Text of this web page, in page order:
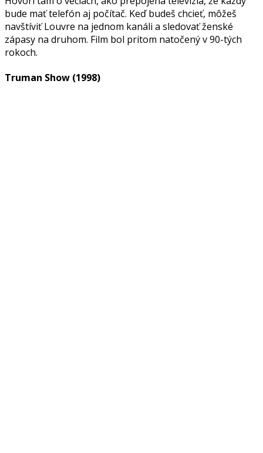
bude mať telefón aj počítač. Keď budeš chcieť, môžeš
navštíviť Louvre na jednom kanáli a sledovať ženské
zápasy na druhom. Film bol pritom natočený v 90-tých
rokoch.
Truman Show (1998)